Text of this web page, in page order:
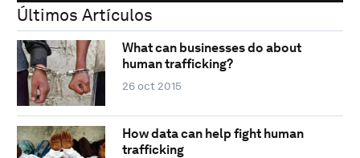
Últimos Artículos
What can businesses do about
human trafficking?
26 oct 2015
How data can help fight human
trafficking